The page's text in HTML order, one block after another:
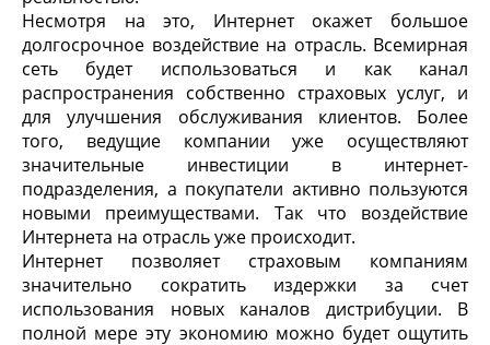
Несмотря на это, Интернет окажет большое
долгосрочное воздействие на отрасль. Всемирная
сеть будет использоваться и как канал
распространения собственно страховых услуг, и
для улучшения обслуживания клиентов. Более
того, ведущие компании уже осуществляют
значительные инвестиции в интернет-
подразделения, а покупатели активно пользуются
новыми преимуществами. Так что воздействие
Интернета на отрасль уже происходит.
Интернет позволяет страховым компаниям
значительно сократить издержки за счет
использования новых каналов дистрибуции. В
полной мере эту экономию можно будет ощутить